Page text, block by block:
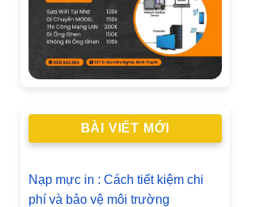
BÀI VIẾT MỚI
Nạp mực in : Cách tiết kiệm chi
phí và bảo vệ môi trường